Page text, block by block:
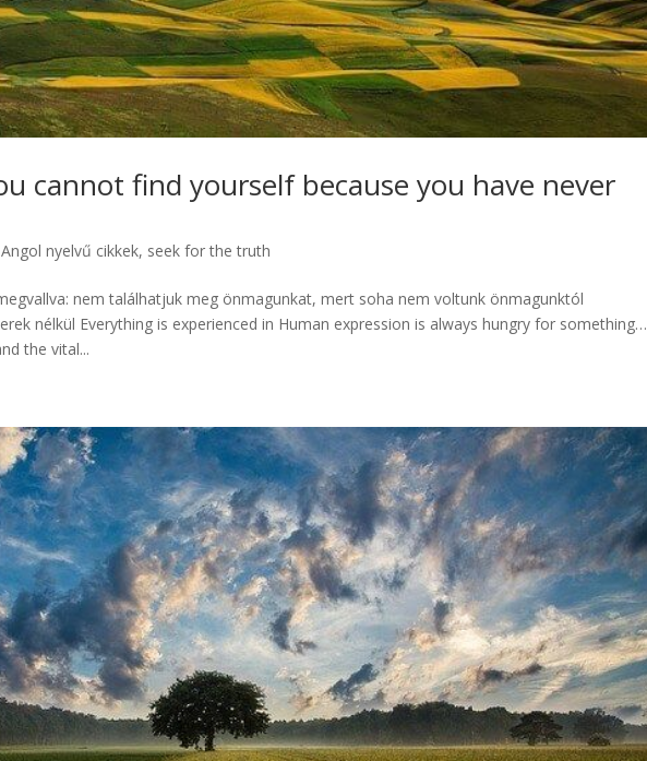
cannot find yourself because you have never
Angol nyelvű cikkek, seek for the truth
nem találhatjuk meg önmagunkat, mert soha nem voltunk önmagunktól
nélkül Everything is experienced in Human expression is always hungry for something…
the vital...